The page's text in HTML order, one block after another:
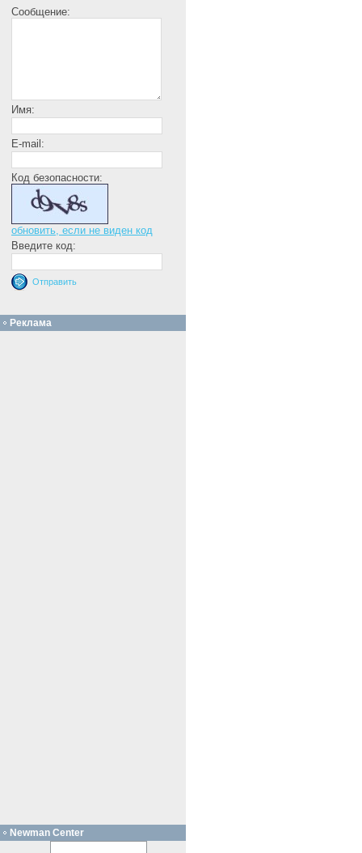
Сообщение:
Имя:
E-mail:
Код безопасности:
обновить, если не виден код
Введите код:
Реклама
Newman Center